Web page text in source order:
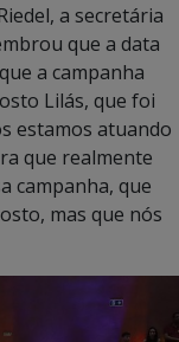
a secretária
que a data
a campanha
Lilás, que foi
estamos atuando
que realmente
campanha, que
mas que nós